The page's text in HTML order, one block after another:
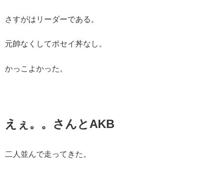
さすがはリーダーである。
元帥なくしてポセイ丼なし。
かっこよかった。
えぇ。。さんとAKB
二人並んで走ってきた。